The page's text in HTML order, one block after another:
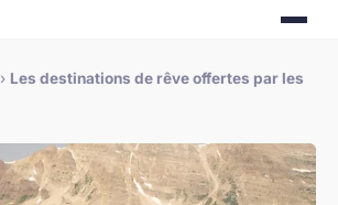
› Les destinations de rêve offertes par les